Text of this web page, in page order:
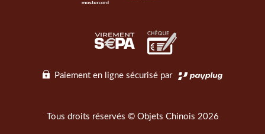
Paiement en ligne sécurisé par
Tous droits réservés © Objets Chinois 2026